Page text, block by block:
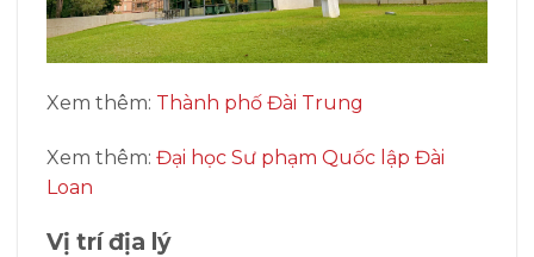
Xem thêm: Thành phố Đài Trung
Xem thêm: Đại học Sư phạm Quốc lập Đài
Loan
Vị trí địa lý